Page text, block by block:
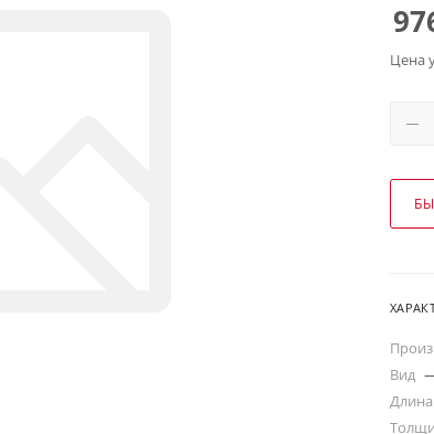
Цена
Вид
Длина